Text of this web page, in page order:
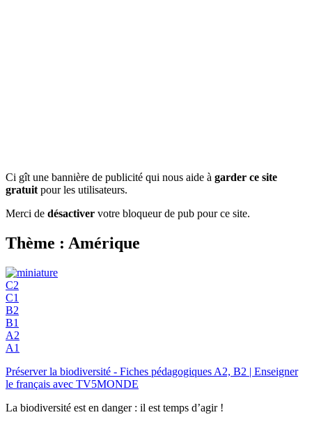
Ci gît une bannière de publicité qui nous aide à garder ce site
gratuit pour les utilisateurs.
Merci de désactiver votre bloqueur de pub pour ce site.
Thème : Amérique
C2
C1
B2
B1
A2
A1
Préserver la biodiversité - Fiches pédagogiques A2, B2 | Enseigner
le français avec TV5MONDE
La biodiversité est en danger : il est temps d’agir !